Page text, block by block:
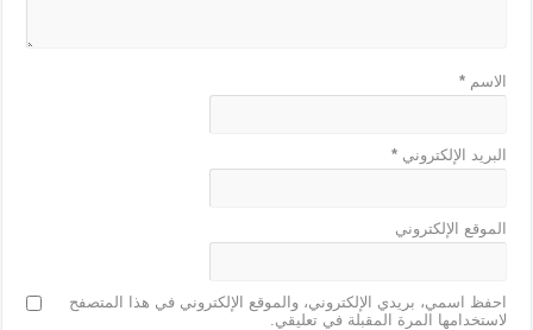
الاسم*
البريد الإلكتروني*
الموقع الإلكتروني
احفظ اسمي، بريدي الإلكتروني، والموقع الإلكتروني في هذا المتصفح
لاستخدامها المرة المقبلة في تعليقي.